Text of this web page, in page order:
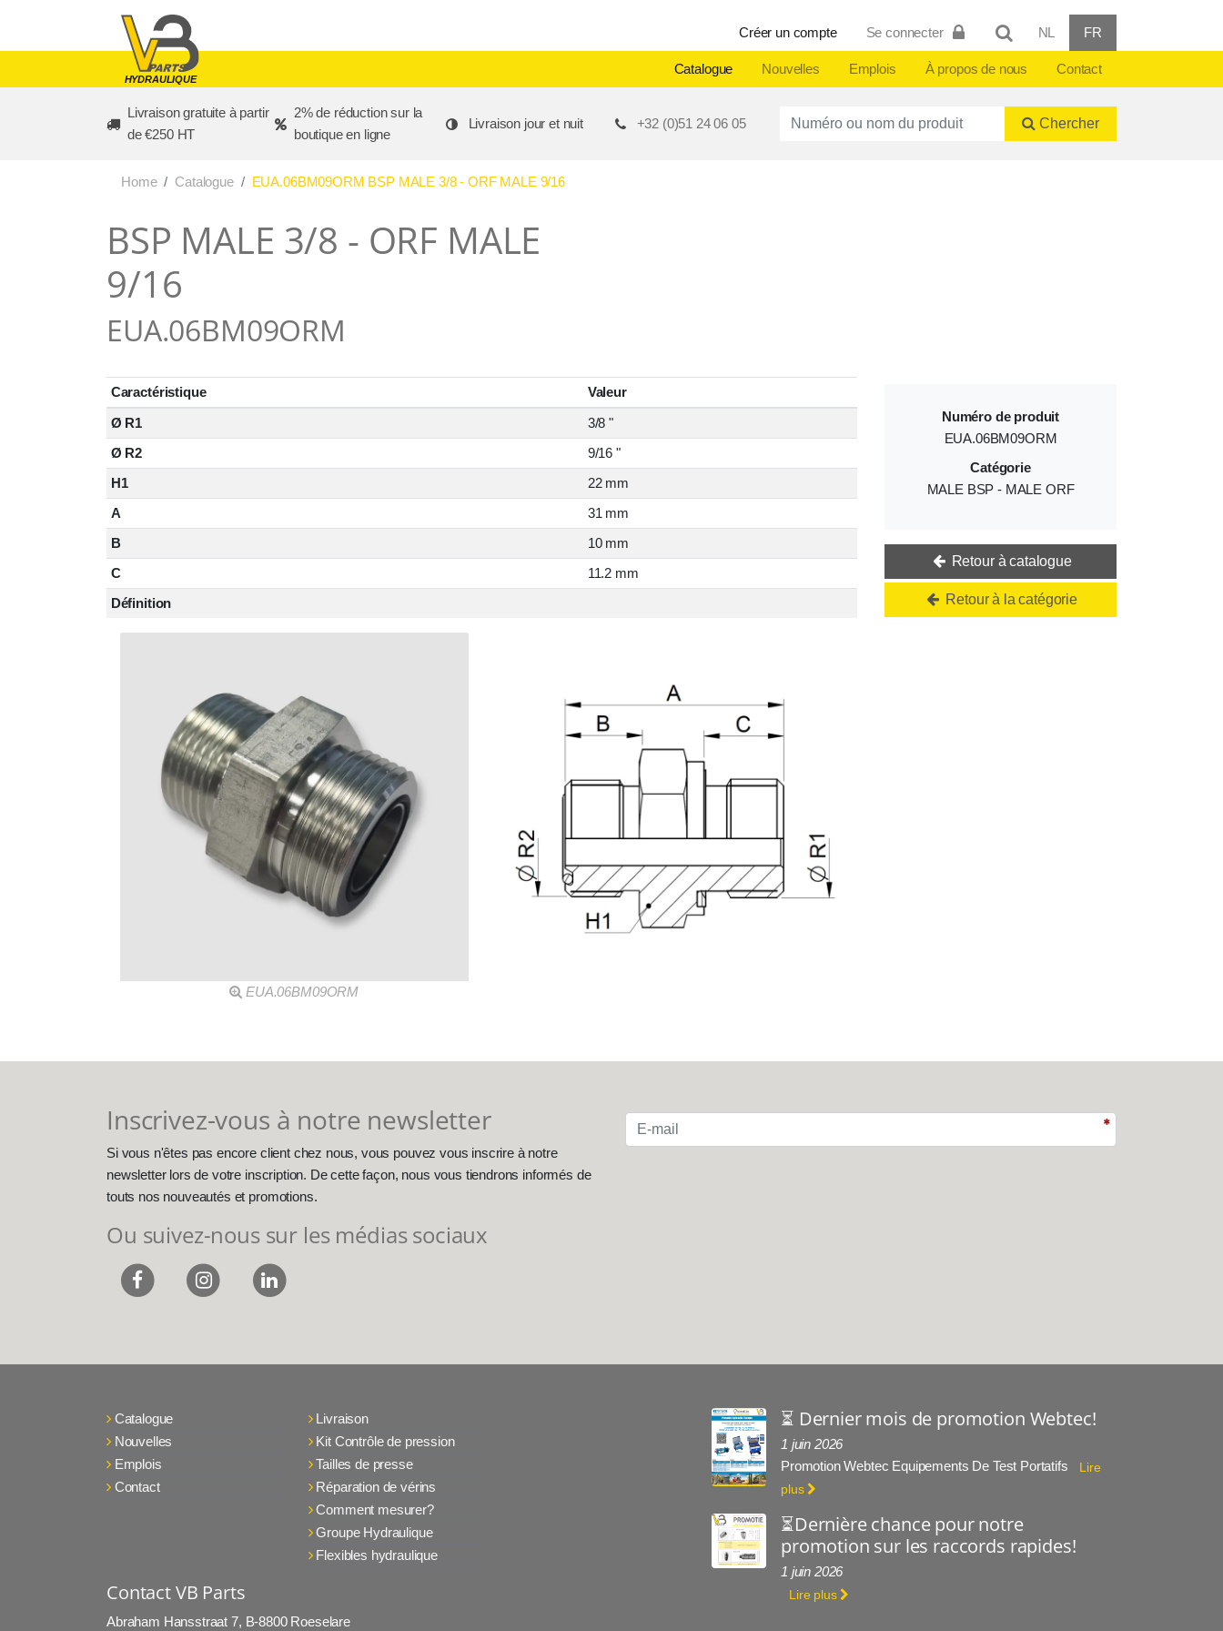
HYDRAULIQUE
Créer un compte Se connecter NL FR
Catalogue Nouvelles Emplois À propos de nous Contact
Livraison gratuite à partir
de €250 HT
2% de réduction sur la
boutique en ligne
Livraison jour et nuit +32 (0)51 24 06 05 Productnummer of naam Chercher
Home Catalogue EUA.06BM09ORM BSP MALE 3/8 - ORF MALE 9/16
BSP MALE 3/8 - ORF MALE
9/16
EUA.06BM09ORM
Caractéristique
Valeur
Ø R1
3/8 "
Ø R2
9/16 "
H1
22 mm
A
31 mm
B
10 mm
C
11.2 mm
Définition
EUA.06BM09ORM
Numéro de produit
EUA.06BM09ORM
Catégorie
MALE BSP - MALE ORF
Retour à catalogue
Retour à la catégorie
Inscrivez-vous à notre newsletter
Si vous n'êtes pas encore client chez nous, vous pouvez vous inscrire à notre
newsletter lors de votre inscription. De cette façon, nous vous tiendrons informés de
touts nos nouveautés et promotions.
Ou suivez-nous sur les médias sociaux
Catalogue
Nouvelles
Emplois
Contact
Livraison
Kit Contrôle de pression
Tailles de presse
Réparation de vérins
Comment mesurer?
Groupe Hydraulique
Flexibles hydraulique
Contact VB Parts
Abraham Hansstraat 7, B-8800 Roeselare
⏳ Dernier mois de promotion Webtec!
1 juin 2026
Promotion Webtec Equipements De Test Portatifs
Lire
plus
⏳Dernière chance pour notre
promotion sur les raccords rapides!
1 juin 2026
Lire plus